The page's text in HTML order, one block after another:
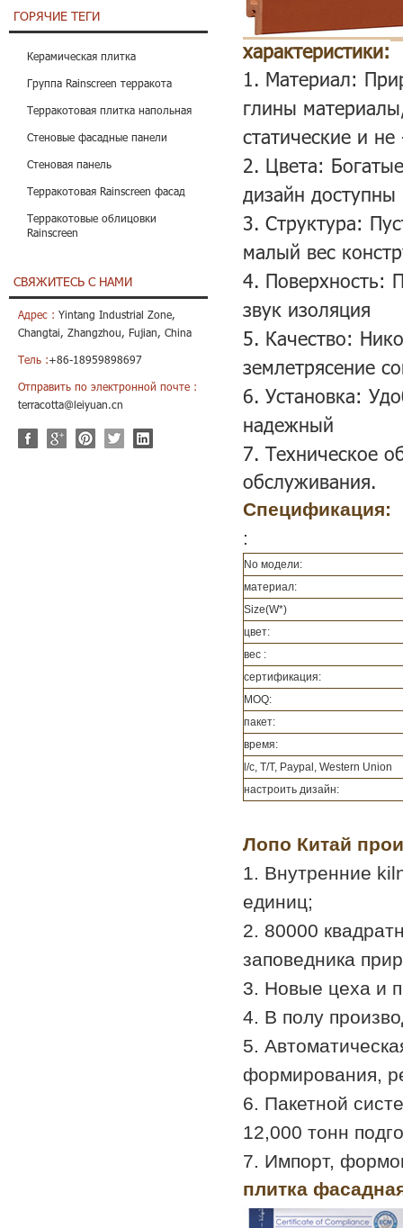
ГОРЯЧИЕ ТЕГИ
Керамическая плитка
Группа Rainscreen терракота
Терракотовая плитка напольная
Стеновые фасадные панели
Стеновая панель
Терракотовая Rainscreen фасад
Терракотовые облицовки
Rainscreen
СВЯЖИТЕСЬ С НАМИ
Адрес : Yintang Industrial Zone,
Changtai, Zhangzhou, Fujian, China
Тель :+86-18959898697
Отправить по электронной почте :
terracotta@leiyuan.cn
характеристики:
1. Материал:
глины
статические и
2. Цвета:
дизайн доступны
3. Структура:
малый вес
4. Поверхность:
звук изоляция
5. Качество:
землетрясение
6. Установка:
надежный
7. Техническое
обслуживания.
Спецификация:
:
No модели:
материал:
Size(W*)
цвет:
вес :
сертификация:
MOQ:
пакет:
время:
l/c, T/T, Paypal, Western Union
настроить дизайн:
Лопо Китай
1. Внутренние
единиц;
2. 80000
заповедника
3. Новые цеха и
4. В полу
5.
формирования,
6. Пакетной
12,000 тонн
7. Импорт,
плитка